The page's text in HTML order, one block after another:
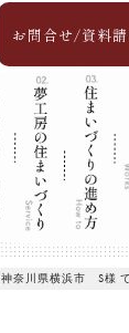
お問合せ/資料
神奈川県横浜市 S様